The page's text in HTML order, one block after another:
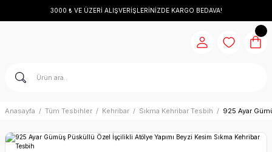
3000 ₺ VE ÜZERİ ALIŞVERİŞLERİNİZDE KARGO BEDAVA!
Anasayfa Tüm Tesbihler Kehribar Sıkma Kehribar Tesbih 925 Ayar